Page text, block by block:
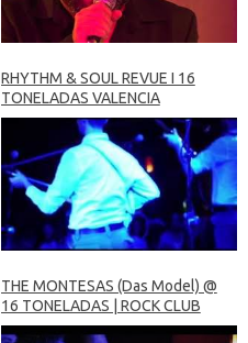
RHYTHM & SOUL REVUE I 16
TONELADAS VALENCIA
THE MONTESAS (Das Model) @
16 TONELADAS | ROCK CLUB
25.10.14